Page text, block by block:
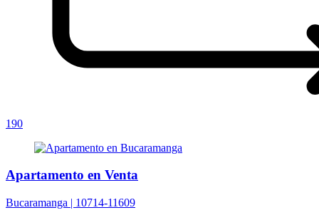
190
Apartamento en Venta
Bucaramanga | 10714-11609